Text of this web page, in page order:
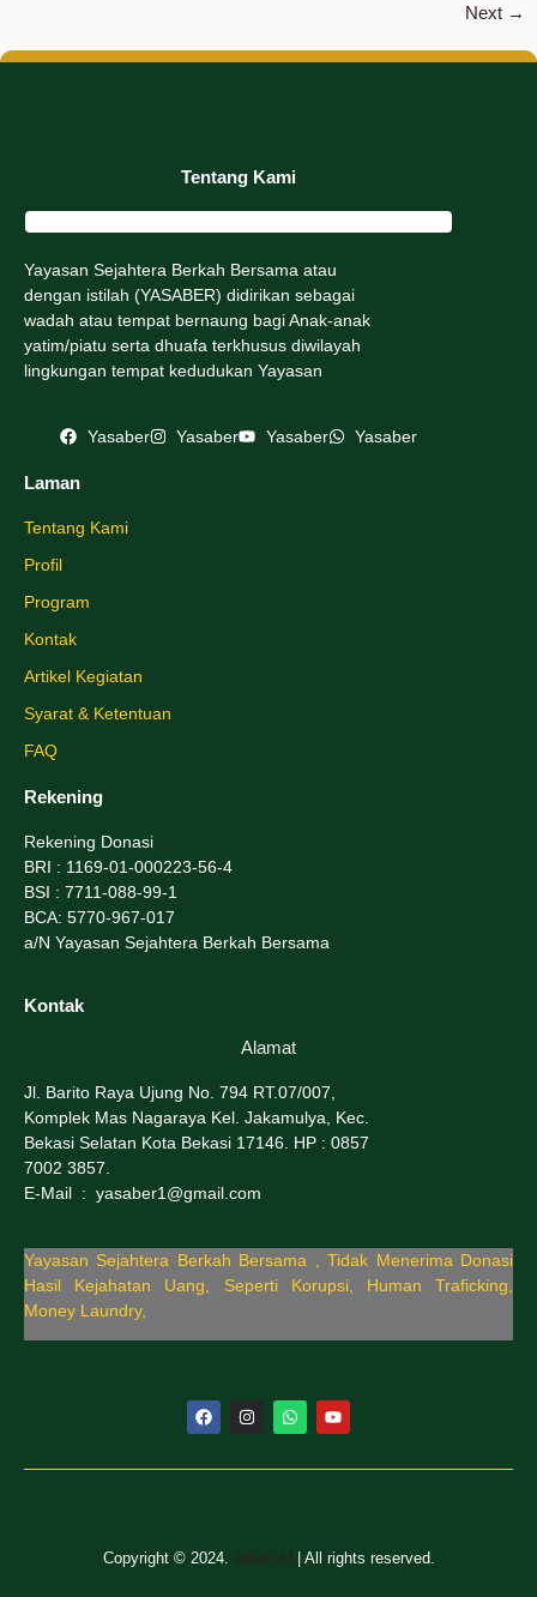
Next →
Tentang Kami
Yayasan Sejahtera Berkah Bersama atau
dengan istilah (YASABER) didirikan sebagai
wadah atau tempat bernaung bagi Anak-anak
yatim/piatu serta dhuafa terkhusus diwilayah
lingkungan tempat kedudukan Yayasan
Yasaber Yasaber Yasaber Yasaber
Laman
Tentang Kami
Profil
Program
Kontak
Artikel Kegiatan
Syarat & Ketentuan
FAQ
Rekening
Rekening Donasi
BRI : 1169-01-000223-56-4
BSI : 7711-088-99-1
BCA: 5770-967-017
a/N Yayasan Sejahtera Berkah Bersama
Kontak
Alamat
Jl. Barito Raya Ujung No. 794 RT.07/007,
Komplek Mas Nagaraya Kel. Jakamulya, Kec.
Bekasi Selatan Kota Bekasi 17146. HP : 0857
7002 3857.
E-Mail : yasaber1@gmail.com
Yayasan Sejahtera Berkah Bersama , Tidak Menerima Donasi
Hasil Kejahatan Uang, Seperti Korupsi, Human Traficking,
Money Laundry,
Copyright © 2024. infoin.id | All rights reserved.